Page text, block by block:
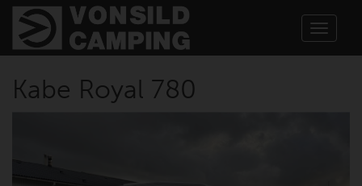
Toggle
Kabe Royal 780